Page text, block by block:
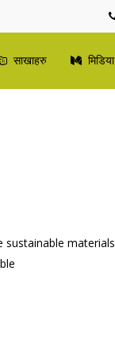
साखाहरु मिडिया
materials